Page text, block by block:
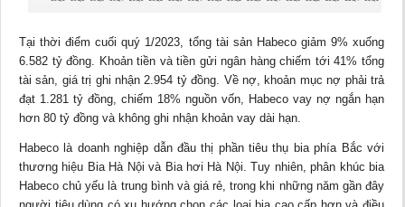
Tại thời điểm cuối quý 1/2023, tổng tài sản Habeco giảm 9% xuống
6.582 tỷ đồng. Khoản tiền và tiền gửingân hàngchiếm tới 41% tổng
tài sản, giá trị ghi nhận 2.954 tỷ đồng. Về nợ, khoản mục nợ phải trả
đạt 1.281 tỷ đồng, chiếm 18% nguồn vốn, Habeco vay nợ ngắn hạn
hơn 80 tỷ đồng và không ghi nhận khoản vay dài hạn.
Habeco là doanh nghiệp dẫn đầu thị phần tiêu thụ bia phía Bắc với
thương hiệu Bia Hà Nội và Bia hơi Hà Nội. Tuy nhiên, phân khúc bia
Habeco chủ yếu là trung bình và giá rẻ, trong khi những năm gần đây